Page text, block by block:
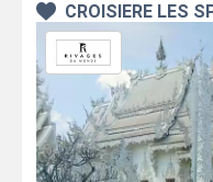
CROISIÈRE LES